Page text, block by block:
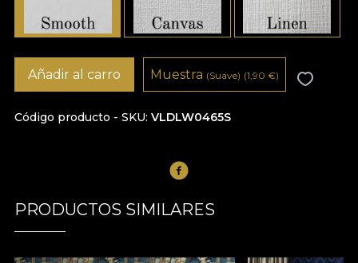
Código producto - SKU VLDLW0465S
Añadir al carro Muestra (Suave) (1,90 €)
PRODUCTOS SIMILARES